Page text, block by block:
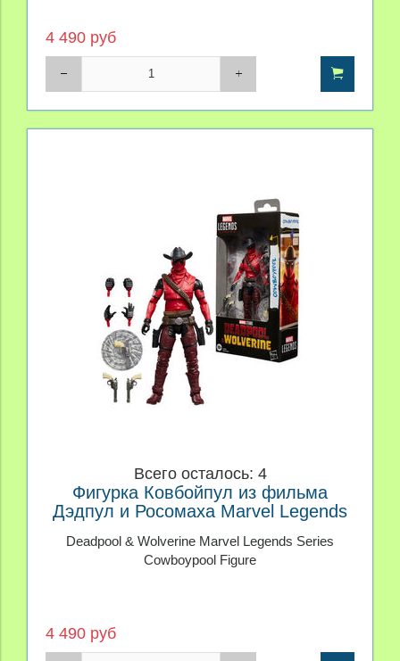
4 490 руб
Всего осталось: 4
Фигурка Ковбойпул из фильма
Дэдпул и Росомаха Marvel Legends
Deadpool & Wolverine Marvel Legends Series
Cowboypool Figure
4 490 руб